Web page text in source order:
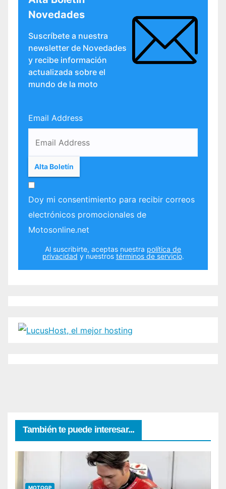
Novedades
Suscríbete a nuestra
newsletter de Novedades
y recibe información
actualizada sobre el
mundo de la moto
Email Address
Doy mi consentimiento para recibir correos
electrónicos promocionales de
Motosonline.net
Al suscribirte, aceptas nuestra política de
privacidad y nuestros términos de servicio.
También te puede interesar...
MOTOGP